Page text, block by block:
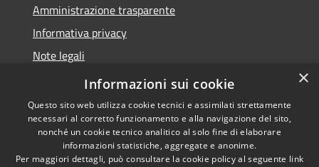
Amministrazione trasparente
Informativa privacy
Note legali
Dichiarazione di accessibilità
Copyright © 2026 • Città di
×
Informazioni sui cookie
Questo sito web utilizza cookie tecnici e assimilati strettamente
necessari al corretto funzionamento e alla navigazione del sito,
nonché un cookie tecnico analitico al solo fine di elaborare
informazioni statistiche, aggregate e anonime.
Per maggiori dettagli, può consultare la cookie policy al seguente link